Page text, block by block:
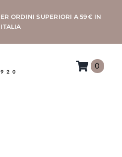
ORDINI SUPERIORI A 59€ IN
ITALIA
0